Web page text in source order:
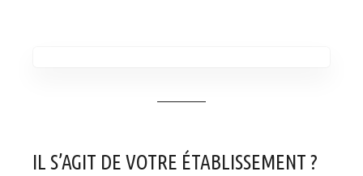
IL S’AGIT DE VOTRE ÉTABLISSEMENT ?